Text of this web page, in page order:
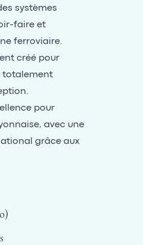
systèmes
faire et
ferroviaire.
créé pour
totalement
pour
avec une
grâce aux